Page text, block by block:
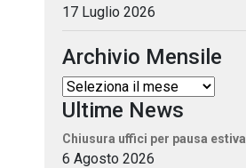
17 Luglio 2026
Archivio Mensile
Ultime News
Chiusura uffici per pausa estiva
6 Agosto 2026